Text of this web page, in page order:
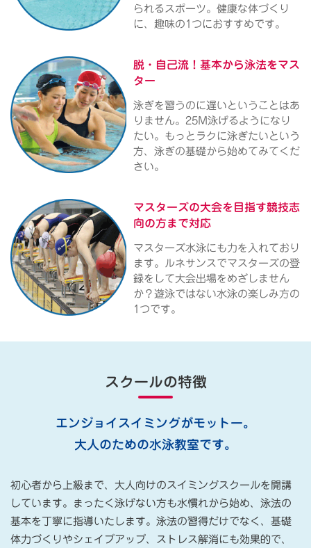
られるスポーツ。健康な体づくり
に、趣味の1つにおすすめです。
脱・自己流！ 基本から泳法をマス
ター
泳ぎを習うのに遅いということはあ
りません。25M泳げるようになり
たい。もっとラクに泳ぎたいという
方、泳ぎの基礎から始めてみてくだ
さい。
マスターズの大会を目指す競技志
向の方まで対応
マスターズ水泳にも力を入れており
ます。ルネサンスでマスターズの登
録をして大会出場をめざしません
か？遊泳ではない水泳の楽しみ方の
1つです。
スクールの特徴
エンジョイスイミングがモットー。
大人のための水泳教室です。
初心者から上級まで、大人向けのスイミングスクールを開講
しています。まったく泳げない方も水慣れから始め、泳法の
基本を丁寧に指導いたします。泳法の習得だけでなく、基礎
体力づくりやシェイプアップ、ストレス解消にも効果的で、